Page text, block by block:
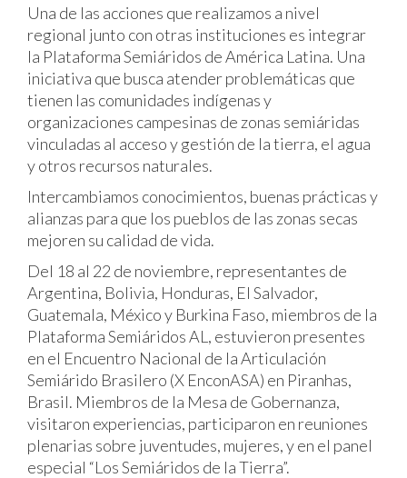
Una de las acciones que realizamos a nivel
regional junto con otras instituciones es integrar
la Plataforma Semiáridos de América Latina. Una
iniciativa que busca atender problemáticas que
tienen las comunidades indígenas y
organizaciones campesinas de zonas semiáridas
vinculadas al acceso y gestión de la tierra, el agua
y otros recursos naturales.
Intercambiamos conocimientos, buenas prácticas y
alianzas para que los pueblos de las zonas secas
mejoren su calidad de vida.
Del 18 al 22 de noviembre, representantes de
Argentina, Bolivia, Honduras, El Salvador,
Guatemala, México y Burkina Faso, miembros de la
Plataforma Semiáridos AL, estuvieron presentes
en el Encuentro Nacional de la Articulación
Semiárido Brasilero (X EnconASA) en Piranhas,
Brasil. Miembros de la Mesa de Gobernanza,
visitaron experiencias, participaron en reuniones
plenarias sobre juventudes, mujeres, y en el panel
especial “Los Semiáridos de la Tierra”.